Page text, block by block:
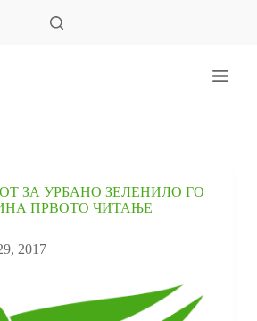
ЗА УРБАНО ЗЕЛЕНИЛО ГО
ПРВОТО ЧИТАЊЕ
2017